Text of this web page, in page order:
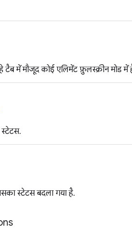
टैब में मौजूद कोई एलिमेंट फ़ुलस्क्रीन मोड में
स्टेटस बदला गया है.